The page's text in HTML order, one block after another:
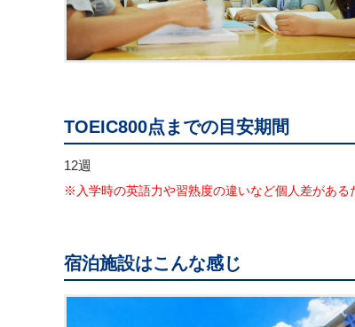
TOEIC800点までの目安期間
12週
※入学時の英語力や習熟度の違いなど個人差がある
宿泊施設はこんな感じ